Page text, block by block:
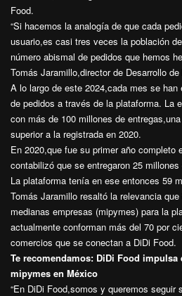
Food.
“Si hacemos la analogía de que cada
usuario,es casi tres veces la población
número abismal de pedidos que hemos
Tomás Jaramillo,director de Desarrollo
A lo largo de este 2024,cada mes se
de pedidos a través de la plataforma. La
con más de 100 millones de
superior a la registrada en 2020.
En 2020,que fue su primer año completo
contabilizó que se entregaron 25
La plataforma tenía en ese entonces 59
Tomás Jaramillo resaltó la relevancia
medianas empresas (mipymes) para la
actualmente conforman más del 70 por
comercios que se conectan a DiDi Food.
Te recomendamos: DiDi Food
mipymes en México
“En DiDi Food,somos y queremos seguir